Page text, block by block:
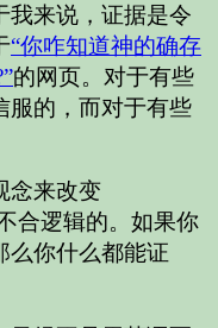
我来说，证据是令
“你咋知道神的确存
的网页。对于有些
服的，而对于有些
念来改变
合逻辑的。如果你
么你什么都能证